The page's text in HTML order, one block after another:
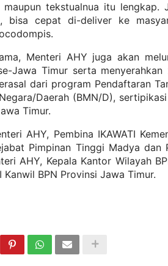
maupun tekstualnua itu
bisa cepat di-deliver ke
Menteri AHY juga akan
Jawa Timur serta
dari program Pendaftaran
Daerah (BMN/D),
Timur.
AHY, Pembina IKAWATI
Pimpinan Tinggi Madya dan
AHY, Kepala Kantor Wilayah
Kanwil BPN Provinsi Jawa Timur.